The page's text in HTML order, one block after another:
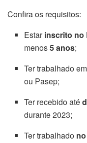
Confira os requisitos:
Estarinscrito no
menos5 anos;
Ter trabalhado
ou Pasep;
Ter recebido até
durante 2023;
Ter trabalhado